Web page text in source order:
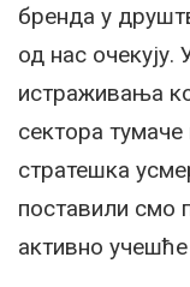
бренда у
од нас
истраживања
сектора
стратешка
поставили смо
активно